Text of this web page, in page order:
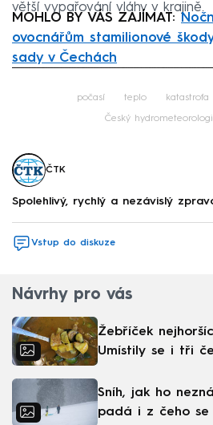
větší vypařování vláhy v krajině.
MOHLO BY VÁS ZAJÍMAT:
ovocnářům stamilionové
sady v Čechách
počasí teplo katastrofa
Český
ČTK
Spolehlivý, rychlý a nezávislý
Vstup do diskuze
Návrhy pro vás
Žebříček
Umístily se i tři
Sníh, jak ho
padá i z čeho se